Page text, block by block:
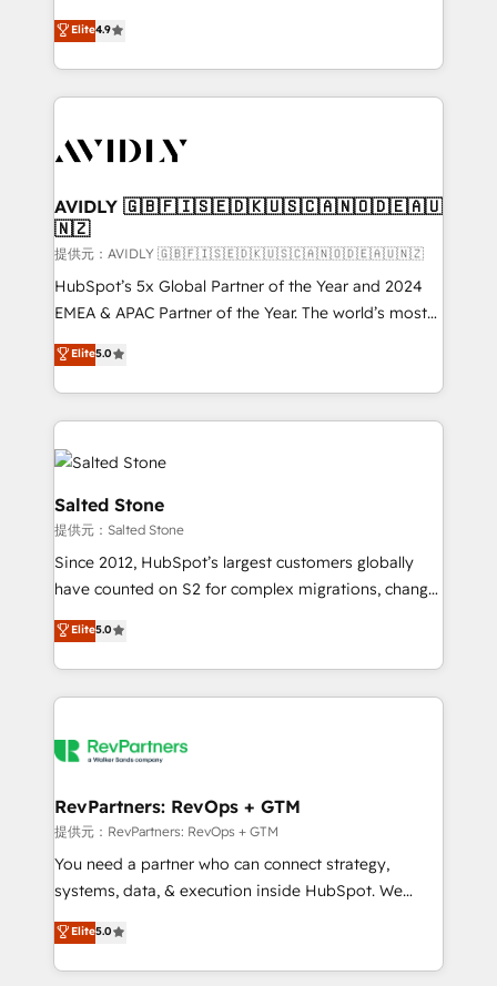
AI, & maximize AEO with tailored AI services. 🧩
Integrations: Extend HubSpot with custom
North America. Avec plus de 115 experts en
marketing automation, Growth, Revops, CRM et
webdesign. Markentive is both a consulting firm, a
digital agency and an integrator. With over 115
CRM and webdesign (We focus on EMEA - USA
Elite4.9
AVIDLY 🇬🇧🇫🇮🇸🇪🇩🇰🇺🇸🇨🇦🇳🇴🇩🇪🇦🇺
🇳🇿
提供元：AVIDLY 🇬🇧🇫🇮🇸🇪🇩🇰🇺🇸🇨🇦🇳🇴🇩🇪🇦🇺🇳🇿
HubSpot’s 5x Global Partner of the Year and 2024
EMEA & APAC Partner of the Year. The world’s most
experienced and fully accredited HubSpot Solutions
Partner. 🚀 With 2,750+ HubSpot projects delivered
and 370+ specialists across EMEA, APAC and NAM,
we de-risk complex CRM programmes and
accelerate ROI across every HubSpot Hub. 🧭 From
multi-region migrations to AI-powered automation,
we turn complexity into clarity, human at global
scale. 🏆 HubSpot’s CEO called us “the partner of the
future.” Others agree it is proof of trust built through
measurable impact.
Elite5.0
Salted Stone
提供元：Salted Stone
Since 2012, HubSpot’s largest customers globally
have counted on S2 for complex migrations, change
management, systems integration, and creative
solutions that deliver measurable impact and
transform brand experiences As one of the few full-
service creative agencies in the HubSpot
winning design to build scalable, globally
marketing campaigns, & RevOps frameworks that
fuel long-term success We connect the entire
customer lifecycle through seamless integrations,
ensure long-term adoption with change-
and service to drive sustainable growth With 6 key
HubSpot accreditations and experience across
Elite5.0
RevPartners: RevOps + GTM
提供元：RevPartners: RevOps + GTM
You need a partner who can connect strategy,
systems, data, & execution inside HubSpot. We
bridge the gap where most agencies fall short by
combining GTM strategy with technical execution to
solve the right problem with the right solution. As the
Elite5.0